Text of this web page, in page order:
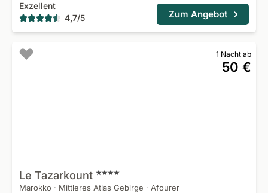
Exzellent
4,7/5 Zum Angebot
1 Nacht ab
50 €
Le Tazarkount
Marokko · Mittleres Atlas Gebirge · Afourer